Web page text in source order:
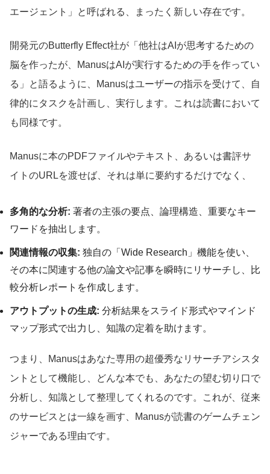
エージェント」と呼ばれる、まったく新しい存在です。
開発元のButterfly Effect社が「他社はAIが思考するための
脳を作ったが、ManusはAIが実行するための手を作ってい
る」と語るように、Manusはユーザーの指示を受けて、自
律的にタスクを計画し、実行します。これは読書において
も同様です。
Manusに本のPDFファイルやテキスト、あるいは書評サ
イトのURLを渡せば、それは単に要約するだけでなく、
多角的な分析: 著者の主張の要点、論理構造、重要なキー
ワードを抽出します。
関連情報の収集: 独自の「Wide Research」機能を使い、
その本に関連する他の論文や記事を瞬時にリサーチし、比
較分析レポートを作成します。
アウトプットの生成: 分析結果をスライド形式やマインド
マップ形式で出力し、知識の定着を助けます。
つまり、Manusはあなた専用の超優秀なリサーチアシスタ
ントとして機能し、どんな本でも、あなたの望む切り口で
分析し、知識として整理してくれるのです。これが、従来
のサービスとは一線を画す、Manusが読書のゲームチェン
ジャーである理由です。